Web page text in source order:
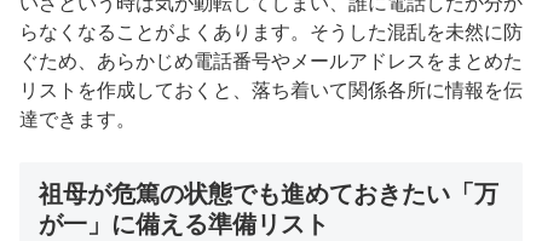
らなくなることがよくあります。そうした混乱を未然に防
ぐため、あらかじめ電話番号やメールアドレスをまとめた
リストを作成しておくと、落ち着いて関係各所に情報を伝
達できます。
祖母が危篤の状態でも進めておきたい「万
が一」に備える準備リスト